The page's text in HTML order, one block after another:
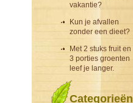
vakantie?
Kun je afvallen
zonder een dieet?
Met 2 stuks fruit en
3 porties groenten
leef je langer.
Categorieën